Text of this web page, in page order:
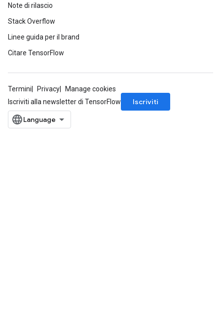
Note di rilascio
Stack Overflow
Linee guida per il brand
Citare TensorFlow
Termini Privacy
Manage cookies
Iscriviti alla newsletter di TensorFlow
Iscriviti